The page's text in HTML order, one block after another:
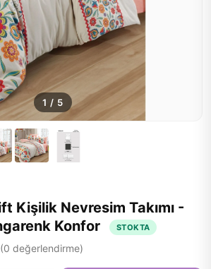
1 / 5
Kişilik Nevresim Takımı -
Konfor
STOKTA
0 değerlendirme)